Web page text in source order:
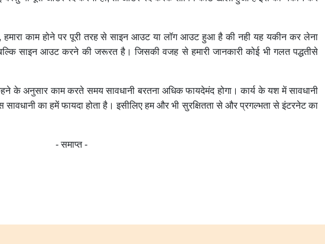
हमारा काम होने पर पूरी तरह से साइन आउट या लॉग आउट हुआ है की नही यह यकीन कर लेना
साइन आउट करने की जरूरत है। जिसकी वजह से हमारी जानकारी कोई भी गलत पद्धतीसे
के अनुसार काम करते समय सावधानी बरतना अधिक फायदेमंद होगा। कार्य के यश में सावधानी
का हमें फायदा होता है। इसीलिए हम और भी सुरक्षितता से और प्रगल्भता से इंटरनेट का
- समाप्त -